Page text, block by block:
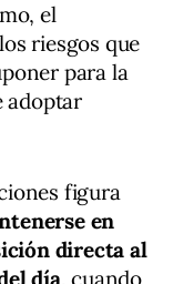
el
riesgos que
para la
adoptar
figura
en
directa al
día, cuando